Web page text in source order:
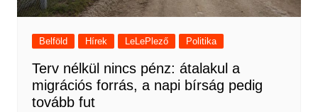
Belföld Hírek LeLePlező Politika
Terv nélkül nincs pénz: átalakul a
migrációs forrás, a napi bírság pedig
tovább fut